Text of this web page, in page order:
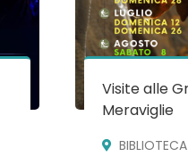
Visite alle
Meraviglie